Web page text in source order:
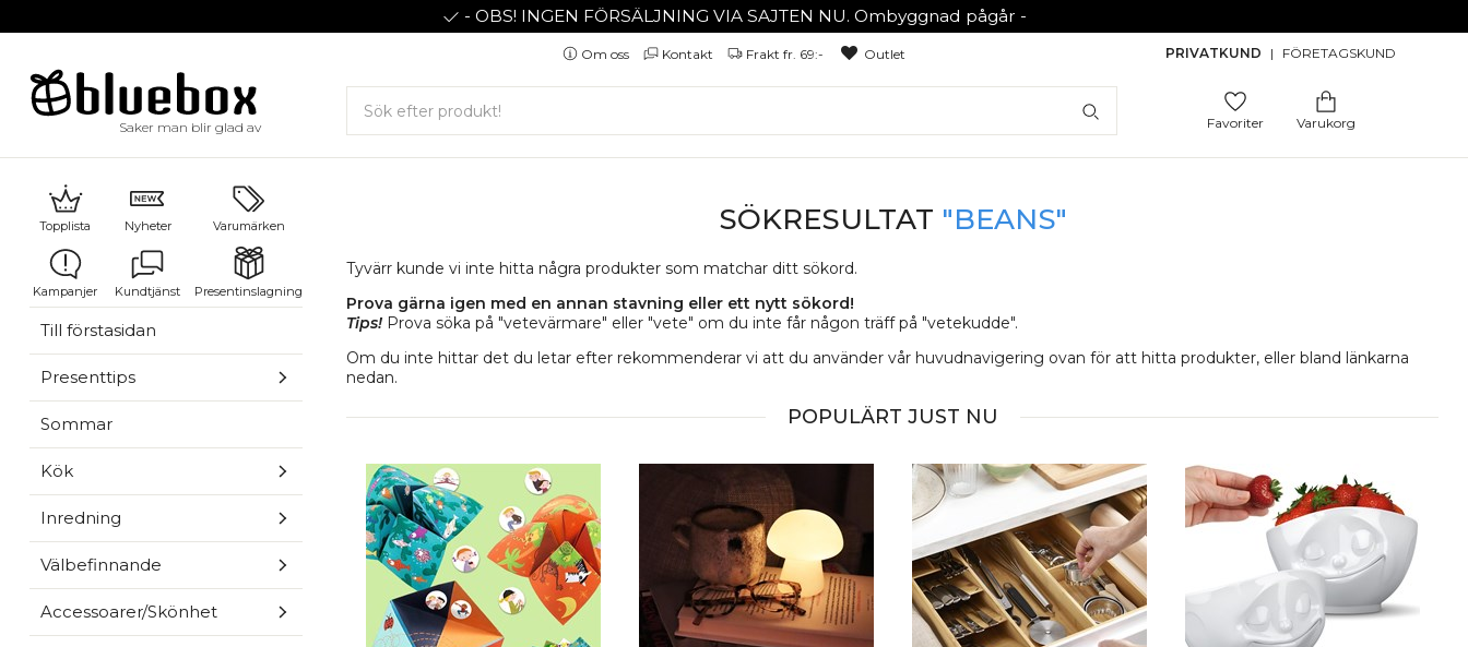
- OBS! INGEN FÖRSÄLJNING VIA SAJTEN NU. Ombyggnad pågår -
Om oss Kontakt Frakt fr. 69:- Outlet PRIVATKUND | FÖRETAGSKUND
Saker man blir glad av Favoriter Varukorg
Topplista Nyheter Varumärken
Kampanjer Kundtjänst Presentinslagning
Till förstasidan
Presenttips
Sommar
Kök
Inredning
Välbefinnande
Accessoarer/Skönhet
SÖKRESULTAT "BEANS"
Tyvärr kunde vi inte hitta några produkter som matchar ditt sökord.
Prova gärna igen med en annan stavning eller ett nytt sökord!
Tips! Prova söka på "vetevärmare" eller "vete" om du inte får någon träff på "vetekudde".
Om du inte hittar det du letar efter rekommenderar vi att du använder vår huvudnavigering ovan för att hitta produkter, eller bland länkarna
nedan.
POPULÄRT JUST NU